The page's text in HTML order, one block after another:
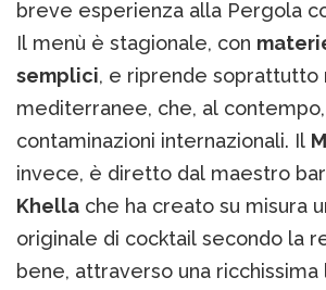
breve esperienza alla Pergola
Il menù è stagionale, con
semplici, e riprende
mediterranee, che, al
contaminazioni internazionali. Il
invece, è diretto dal maestro
Khella che ha creato su misura
originale di cocktail secondo la
bene, attraverso una